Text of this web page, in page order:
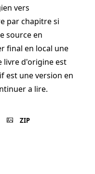
vers
par chapitre si
source en
final en local une
livre d'origine est
est une version en
a lire.
ZIP